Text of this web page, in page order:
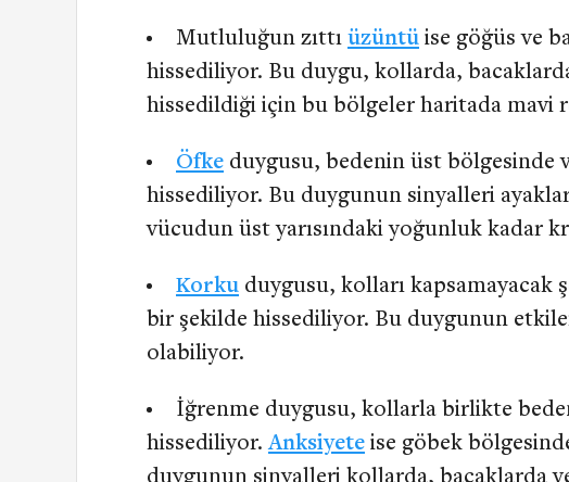
Mutluluğun zıttı üzüntü ise göğüs ve
hissediliyor. Bu duygu, kollarda,
hissedildiği için bu bölgeler haritada mavi
Öfke duygusu, bedenin üst bölgesinde
hissediliyor. Bu duygunun sinyalleri
vücudun üst yarısındaki yoğunluk kadar
Korku duygusu, kolları
bir şekilde hissediliyor. Bu duygunun
olabiliyor.
İğrenme duygusu, kollarla birlikte
hissediliyor.Anksiyete ise göbek